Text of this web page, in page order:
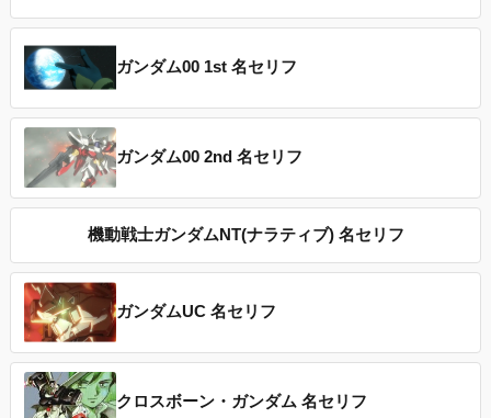
ガンダム00 1st 名セリフ
ガンダム00 2nd 名セリフ
機動戦士ガンダムNT(ナラティブ) 名セリフ
ガンダムUC 名セリフ
クロスボーン・ガンダム 名セリフ